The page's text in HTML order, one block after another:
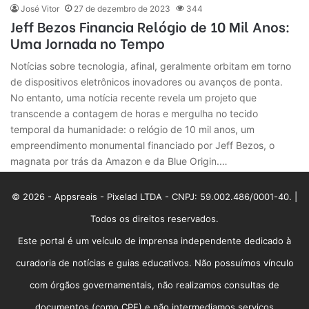
José Vitor 27 de dezembro de 2023 344
Jeff Bezos Financia Relógio de 10 Mil Anos:
Uma Jornada no Tempo
Notícias sobre tecnologia, afinal, geralmente orbitam em torno
de dispositivos eletrônicos inovadores ou avanços de ponta.
No entanto, uma notícia recente revela um projeto que
transcende a contagem de horas e mergulha no tecido
temporal da humanidade: o relógio de 10 mil anos, um
empreendimento monumental financiado por Jeff Bezos, o
magnata por trás da Amazon e da Blue Origin.…
© 2026 - Appsreais - Pixelad LTDA - CNPJ: 59.002.486/0001-40. |
Todos os direitos reservados.
Este portal é um veículo de imprensa independente dedicado à
curadoria de notícias e guias educativos. Não possuímos vínculo
com órgãos governamentais, não realizamos consultas de